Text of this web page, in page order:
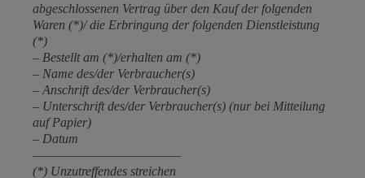
abgeschlossenen Vertrag über den Kauf der folgenden
Waren (*)/ die Erbringung der folgenden Dienstleistung
(*)
– Bestellt am (*)/erhalten am (*)
– Name des/der Verbraucher(s)
– Anschrift des/der Verbraucher(s)
– Unterschrift des/der Verbraucher(s) (nur bei Mitteilung
auf Papier)
– Datum
—————————————
(*) Unzutreffendes streichen